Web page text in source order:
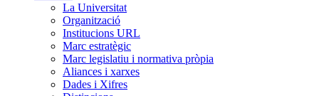
La Universitat
Organització
Institucions URL
Marc estratègic
Marc legislatiu i normativa pròpia
Aliances i xarxes
Dades i Xifres